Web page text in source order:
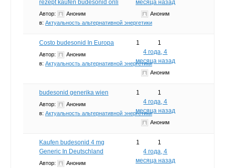
rezept kaufen budesonid onli
Автор:
Аноним
в: Актуальность альтернативной энергетики
месяца назад
Аноним
Costo budesonid In Europa
Автор:
Аноним
в: Актуальность альтернативной энергетики
1
1
4 года, 4
месяца назад
Аноним
budesonid generika wien
Автор:
Аноним
в: Актуальность альтернативной энергетики
1
1
4 года, 4
месяца назад
Аноним
Kaufen budesonid 4 mg
Generic In Deutschland
Автор:
Аноним
1
1
4 года, 4
месяца назад